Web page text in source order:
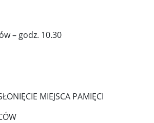
– godz. 10.30
MIEJSCA PAMIĘCI